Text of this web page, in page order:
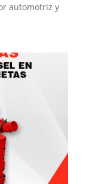
automotriz y